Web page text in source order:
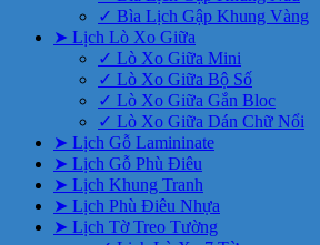
✓ Bìa Lịch Gập Khung Vàng
➤ Lịch Lò Xo Giữa
✓ Lò Xo Giữa Mini
✓ Lò Xo Giữa Bộ Số
✓ Lò Xo Giữa Gắn Bloc
✓ Lò Xo Giữa Dán Chữ Nổi
➤ Lịch Gỗ Lamininate
➤ Lịch Gỗ Phù Điêu
➤ Lịch Khung Tranh
➤ Lịch Phù Điêu Nhựa
➤ Lịch Tờ Treo Tường